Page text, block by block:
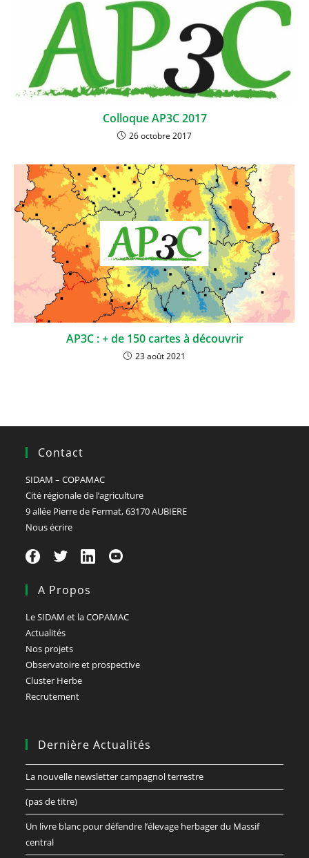
Colloque AP3C 2017
26 octobre 2017
AP3C : + de 150 cartes à découvrir
23 août 2021
Contact
SIDAM – COPAMAC
Cité régionale de l’agriculture
9 allée Pierre de Fermat, 63170 AUBIERE
Nous écrire
A Propos
Le SIDAM et la COPAMAC
Actualités
Nos projets
Observatoire et prospective
Cluster Herbe
Recrutement
Dernière Actualités
La nouvelle newsletter campagnol terrestre
(pas de titre)
Un livre blanc pour défendre l’élevage herbager du Massif
central